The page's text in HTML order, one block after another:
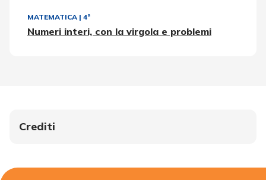
MATEMATICA | 4ª
Numeri interi, con la virgola e problemi
Crediti